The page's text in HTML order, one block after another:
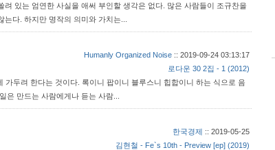
있는 엄연한 사실을 애써 부인할 생각은 없다. 많은 사람들이 조규찬을
다. 하지만 명작의 의미와 가치는...
Humanly Organized Noise :: 2019-09-24 03:13:17
로다운 30 2집 - 1 (2012)
두려 한다는 것이다. 록이니 팝이니 블루스니 힙합이니 하는 식으로 음
은 만드는 사람에게나 듣는 사람...
한국경제 :: 2019-05-25
김현철 - Fe`s 10th - Preview [ep] (2019)